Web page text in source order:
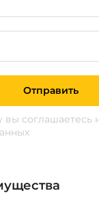
Отправить
вы соглашаетесь